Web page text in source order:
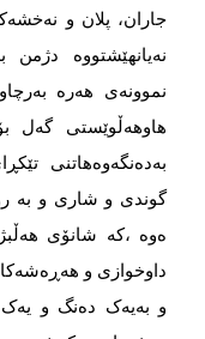
جاران، پلان و
نەیانهێشتووە دژمن
نموونەی هەرە
هاوهەڵوێستی گەل
بەدەنگەوەهاتنی
گوندی و شاری و بە
ەوە ،کە شانۆی
داوخوازی و
و بەیەک دەنگ و یەک